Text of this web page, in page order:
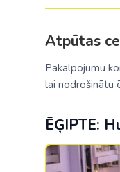
Atpūtas
Pakalpojumu
lai nodrošinātu
ĒĢIPTE: